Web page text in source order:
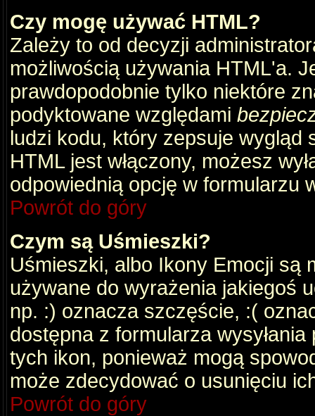
Czy mogę używać HTML?
Zależy to od decyzji
możliwością używania HTML'a.
prawdopodobnie tylko niektóre
podyktowane względami
ludzi kodu, który zepsuje wygląd
HTML jest włączony, możesz
odpowiednią opcję w formularzu
Powrót do góry
Czym są Uśmieszki?
Uśmieszki, albo Ikony Emocji są
używane do wyrażenia jakiegoś
np. :) oznacza szczęście, :(
dostępna z formularza
tych ikon, ponieważ mogą
może zdecydować o usunięciu
Powrót do góry